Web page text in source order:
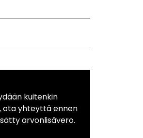
kuitenkin
ota yhteyttä ennen
arvonlisävero.